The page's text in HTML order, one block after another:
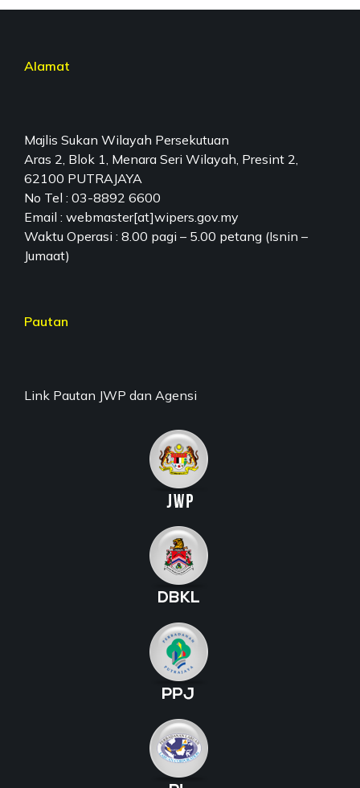
Alamat
Majlis Sukan Wilayah Persekutuan
Aras 2, Blok 1, Menara Seri Wilayah, Presint 2,
62100 PUTRAJAYA
No Tel : 03-8892 6600
Email : webmaster[at]wipers.gov.my
Waktu Operasi : 8.00 pagi – 5.00 petang (Isnin –
Jumaat)
Pautan
Link Pautan JWP dan Agensi